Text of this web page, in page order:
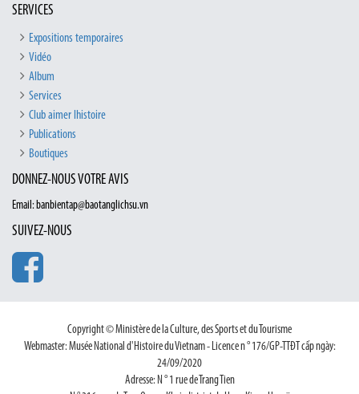
SERVICES
Expositions temporaires
Vidéo
Album
Services
Club aimer lhistoire
Publications
Boutiques
DONNEZ-NOUS VOTRE AVIS
Email: banbientap@baotanglichsu.vn
SUIVEZ-NOUS
Copyright © Ministère de la Culture, des Sports et du Tourisme
Webmaster: Musée National d'Histoire du Vietnam - Licence n ° 176/GP-TTĐT cấp ngày:
24/09/2020
Adresse: N ° 1 rue de Trang Tien